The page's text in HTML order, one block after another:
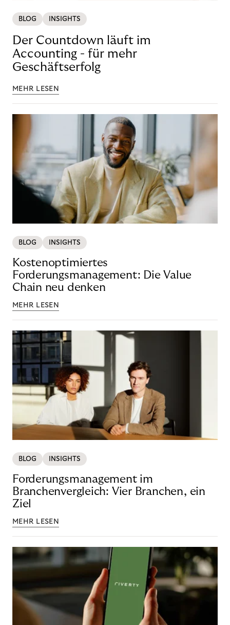
BLOG INSIGHTS
Der Countdown läuft im
Accounting - für mehr
Geschäftserfolg
MEHR LESEN
BLOG INSIGHTS
Kostenoptimiertes
Forderungsmanagement: Die Value
Chain neu denken
MEHR LESEN
BLOG INSIGHTS
Forderungsmanagement im
Branchenvergleich: Vier Branchen, ein
Ziel
MEHR LESEN